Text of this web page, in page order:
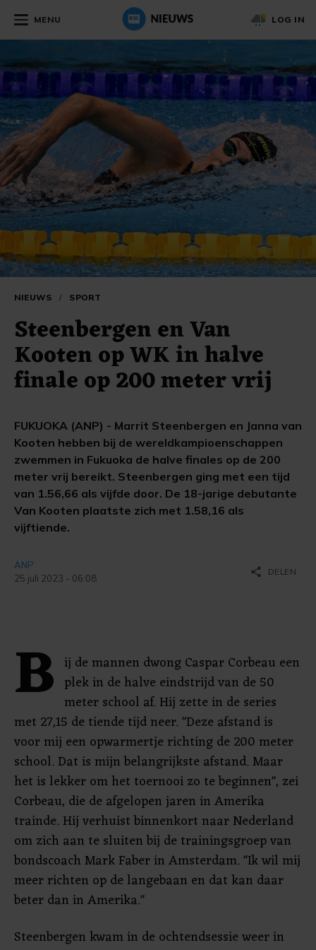
MENU LOG IN
NIEUWS / SPORT
Steenbergen en Van
Kooten op WK in halve
finale op 200 meter vrij
FUKUOKA (ANP) - Marrit Steenbergen en Janna van
Kooten hebben bij de wereldkampioenschappen
zwemmen in Fukuoka de halve finales op de 200
meter vrij bereikt. Steenbergen ging met een tijd
van 1.56,66 als vijfde door. De 18-jarige debutante
Van Kooten plaatste zich met 1.58,16 als
vijftiende.
ANP
25 juli 2023 - 06:08
share DELEN
B ij de mannen dwong Caspar Corbeau een
plek in de halve eindstrijd van de 50
meter school af. Hij zette in de series
met 27,15 de tiende tijd neer. "Deze afstand is
voor mij een opwarmertje richting de 200 meter
school. Dat is mijn belangrijkste afstand. Maar
het is lekker om het toernooi zo te beginnen", zei
Corbeau, die de afgelopen jaren in Amerika
trainde. Hij verhuist binnenkort naar Nederland
om zich aan te sluiten bij de trainingsgroep van
bondscoach Mark Faber in Amsterdam. "Ik wil mij
meer richten op de langebaan en dat kan daar
beter dan in Amerika."
Steenbergen kwam in de ochtendsessie weer in